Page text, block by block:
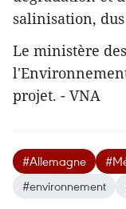
salinisation,
Le ministère
projet. - VNA
#Allemagne
#environnement